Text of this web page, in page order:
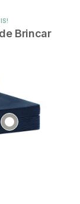
Brincar